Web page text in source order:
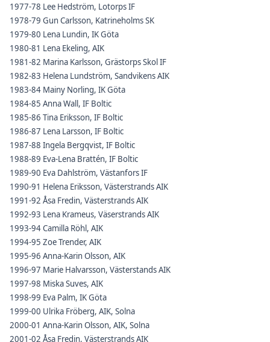
1977-78 Lee Hedström, Lotorps IF
1978-79 Gun Carlsson, Katrineholms SK
1979-80 Lena Lundin, IK Göta
1980-81 Lena Ekeling, AIK
1981-82 Marina Karlsson, Grästorps Skol IF
1982-83 Helena Lundström, Sandvikens AIK
1983-84 Mainy Norling, IK Göta
1984-85 Anna Wall, IF Boltic
1985-86 Tina Eriksson, IF Boltic
1986-87 Lena Larsson, IF Boltic
1987-88 Ingela Bergqvist, IF Boltic
1988-89 Eva-Lena Brattén, IF Boltic
1989-90 Eva Dahlström, Västanfors IF
1990-91 Helena Eriksson, Västerstrands AIK
1991-92 Åsa Fredin, Västerstrands AIK
1992-93 Lena Krameus, Väserstrands AIK
1993-94 Camilla Röhl, AIK
1994-95 Zoe Trender, AIK
1995-96 Anna-Karin Olsson, AIK
1996-97 Marie Halvarsson, Västerstands AIK
1997-98 Miska Suves, AIK
1998-99 Eva Palm, IK Göta
1999-00 Ulrika Fröberg, AIK, Solna
2000-01 Anna-Karin Olsson, AIK, Solna
2001-02 Åsa Fredin, Västerstrands AIK